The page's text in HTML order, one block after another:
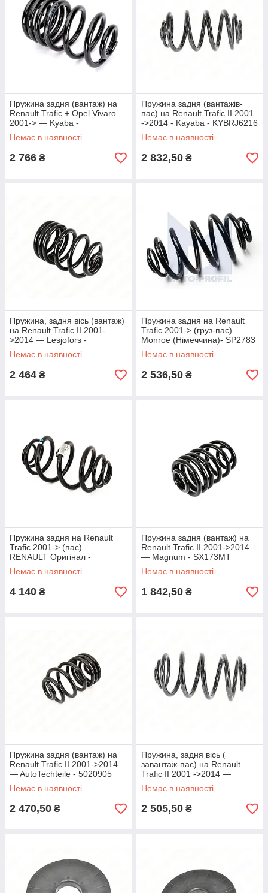
Пружина задня (вантаж) на
Renault Trafic + Opel Vivaro
2001-> — Kyaba -
KYBRX6216
Немає в наявності
2 766 ₴
Пружина задня (вантажів-
пас) на Renault Trafic II 2001
->2014 - Kayaba - KYBRJ6216
Немає в наявності
2 832,50 ₴
Пружина, задня вісь (вантаж)
на Renault Trafic II 2001-
>2014 — Lesjofors -
LS4263462
Немає в наявності
2 464 ₴
Пружина задня на Renault
Trafic 2001-> (груз-пас) —
Monroe (Німеччина)- SP2783
Немає в наявності
2 536,50 ₴
Пружина задня на Renault
Trafic 2001-> (пас) —
RENAULT Оригінал -
550200619R
Немає в наявності
4 140 ₴
Пружина задня (вантаж) на
Renault Trafic II 2001->2014
— Magnum - SX173MT
Немає в наявності
1 842,50 ₴
Пружина задня (вантаж) на
Renault Trafic II 2001->2014
— AutoTechteile - 5020905
Немає в наявності
2 470,50 ₴
Пружина, задня вісь (
завантаж-пас) на Renault
Trafic II 2001 ->2014 —
Lesjofors - LS5263463
Немає в наявності
2 505,50 ₴